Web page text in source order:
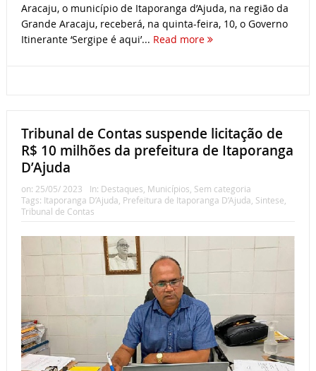
Aracaju, o município de Itaporanga d’Ajuda, na região da
Grande Aracaju, receberá, na quinta-feira, 10, o Governo
Itinerante ‘Sergipe é aqui’... Read more
Tribunal de Contas suspende licitação de
R$ 10 milhões da prefeitura de Itaporanga
D’Ajuda
on: 25/05/ 2023 In: Destaques Municípios Sem categoria
Tags: Itaporanga D’Ajuda Prefeitura de Itaporanga D’Ajuda Sintese
Tribunal de Contas